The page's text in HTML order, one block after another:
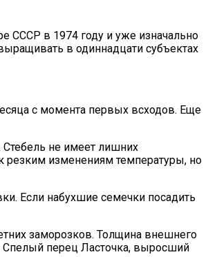
СССР в 1974 году и уже изначально
в одиннадцати субъектах
с момента первых всходов. Еще
не имеет лишних
резким изменениям температуры, но
Если набухшие семечки посадить
заморозков. Толщина внешнего
Спелый перец Ласточка, выросший